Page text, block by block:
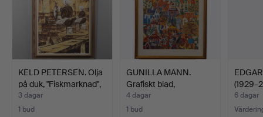
B&S,
MARKNEUKIRCHEN
KLINGENTHAL.
KELD PETERSEN. Olja
på duk, "Fiskmarknad",
…
3 dagar
1 bud
GUNILLA MANN.
Grafiskt blad,
Äppelmarknade…
4 dagar
1 bud
6 dagar